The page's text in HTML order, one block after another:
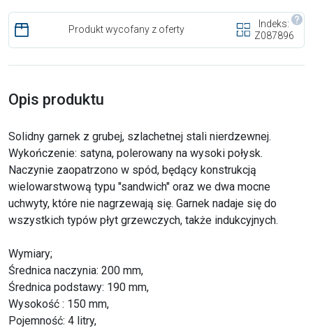
Produkt wycofany z oferty
Indeks:
Z087896
Opis produktu
Solidny garnek z grubej, szlachetnej stali nierdzewnej.
Wykończenie: satyna, polerowany na wysoki połysk.
Naczynie zaopatrzono w spód, będący konstrukcją
wielowarstwową typu "sandwich" oraz we dwa mocne
uchwyty, które nie nagrzewają się. Garnek nadaje się do
wszystkich typów płyt grzewczych, także indukcyjnych.
Wymiary;
Średnica naczynia: 200 mm,
Średnica podstawy: 190 mm,
Wysokość : 150 mm,
Pojemność: 4 litry,